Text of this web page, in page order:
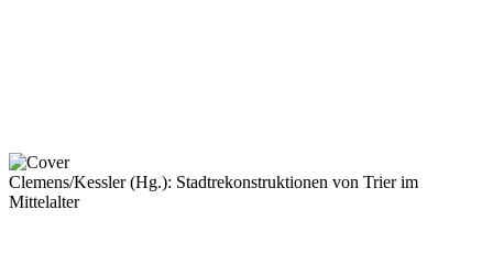
Clemens/Kessler (Hg.): Stadtrekonstruktionen von Trier im
Mittelalter